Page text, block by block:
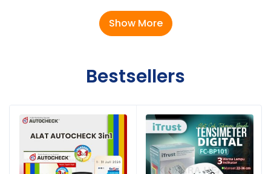
untuk menjaga kualitas serta stabilitas reagen.
Pengguna hanya memerlukan sampel darah kapiler
dalam jumlah kecil untuk memperoleh hasil
kompatibel dan tidak dapat digunakan secara
Kegunaan Produk
Mengukur kadar kolesterol total dalam darah.
Show More
Bestsellers